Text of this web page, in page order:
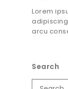
Lorem
arcu
Search